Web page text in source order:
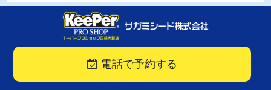
電話で予約する